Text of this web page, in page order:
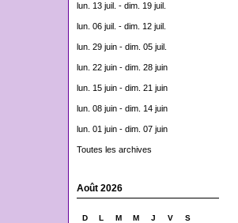
lun. 13 juil. - dim. 19 juil.
lun. 06 juil. - dim. 12 juil.
lun. 29 juin - dim. 05 juil.
lun. 22 juin - dim. 28 juin
lun. 15 juin - dim. 21 juin
lun. 08 juin - dim. 14 juin
lun. 01 juin - dim. 07 juin
Toutes les archives
Août 2026
D L M M J V
S